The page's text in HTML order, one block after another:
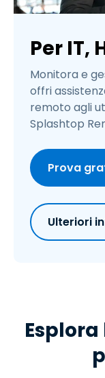
Per IT,
Monitora e
offri
remoto agli
Splashtop
Prova
Ulteriori